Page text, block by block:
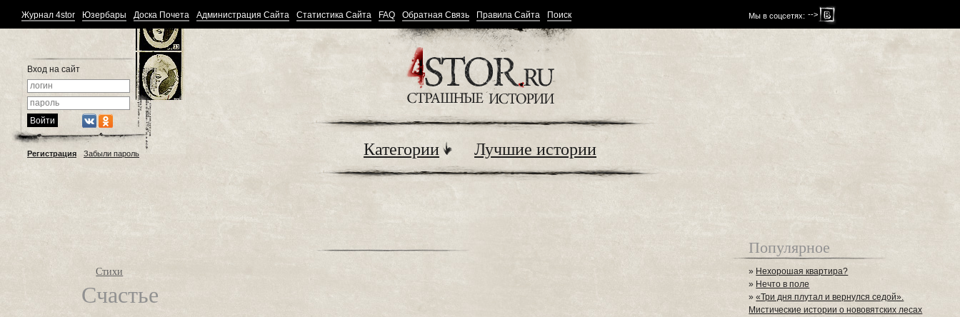
Мы в соцсетях: -->
Журнал 4stor Юзербары Доска Почета Администрация Сайта Статистика Сайта FAQ Обратная Связь Правила Сайта Поиск
Вход на сайт
Регистрация Забыли пароль Категории Лучшие истории
Стихи
Счастье
Популярное
» Нехорошая квартира?
» Нечто в поле
»«Три дня плутал и вернулся седой».
Мистические истории о нововятских лесах